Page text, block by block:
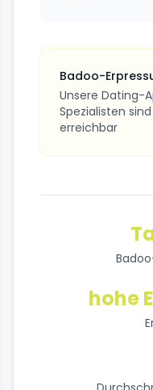
Badoo-
Unsere Dating-
Spezialisten
erreichbar
hohe